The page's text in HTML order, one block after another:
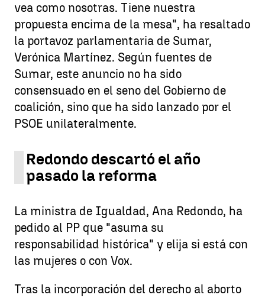
vea como nosotras. Tiene nuestra
propuesta encima de la mesa", ha resaltado
la portavoz parlamentaria de Sumar,
Verónica Martínez. Según fuentes de
Sumar, este anuncio no ha sido
consensuado en el seno del Gobierno de
coalición, sino que ha sido lanzado por el
PSOE unilateralmente.
Redondo descartó el año
pasado la reforma
La ministra de Igualdad, Ana Redondo, ha
pedido al PP que "asuma su
responsabilidad histórica" y elija si está con
las mujeres o con Vox.
Tras la incorporación del derecho al aborto